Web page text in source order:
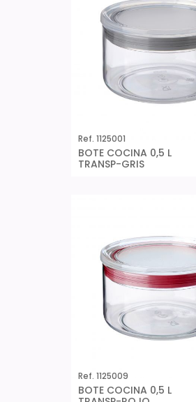
Ref. 1125001
BOTE COCINA 0,5 L
TRANSP-GRIS
Ref. 1125009
BOTE COCINA 0,5 L